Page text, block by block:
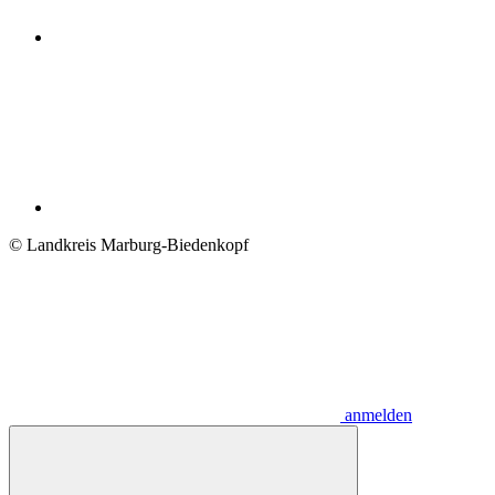
© Landkreis Marburg-Biedenkopf
anmelden